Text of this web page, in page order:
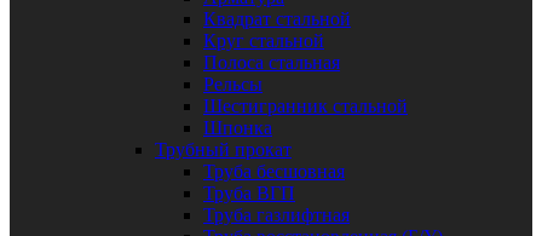
Квадрат стальной
Круг стальной
Полоса стальная
Рельсы
Шестигранник стальной
Шпонка
Трубный прокат
Труба бесшовная
Труба ВГП
Труба газлифтная